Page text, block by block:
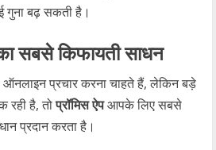
बढ़ सकती है।
सबसे किफायती साधन
प्रचार करना चाहते हैं, लेकिन बड़े
रही है, तोप्रॉमिस ऐपआपके लिए सबसे
प्रदान करता है।